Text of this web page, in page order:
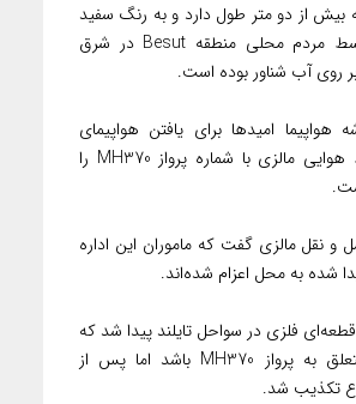
بیش از دو متر طول دارد و به رنگ سفید
است در حالی توسط مردم محلی منطقه Besut در شرق
روی آب شناور بوده است.
هواپیما امیدها برای یافتن هواپیمای
مفقود شده خطوط هوایی مالزی با شماره پرواز MH370 را
نقل مالزی گفت که ماموران این اداره
شده به محل اعزام شده‌اند.
فلزی در سواحل تایلند پیدا شد که
احتمال می‌رفت متعلق به پرواز MH370 باشد اما پس از
تکذیب شد.